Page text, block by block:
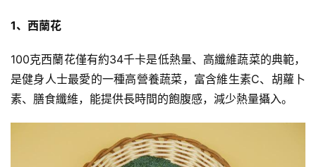
1、西蘭花
100克西蘭花僅有約34千卡是低熱量、高纖維蔬菜的典範，
是健身人士最愛的一種高營養蔬菜，富含維生素C、胡蘿卜
素、膳食纖維，能提供長時間的飽腹感，減少熱量攝入。